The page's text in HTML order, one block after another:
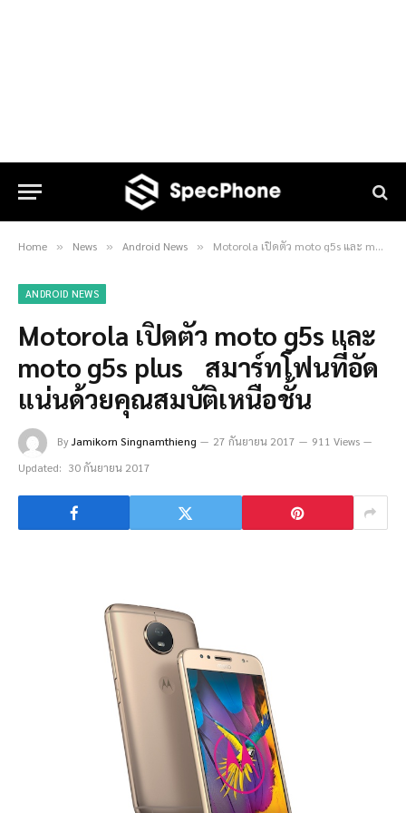
Home » News » Android News » Motorola เปิดตัว moto g5s และ moto g5s plus สมาร์ทโฟนที่อัดแน่นด้วยคุณสมบัติเหนือชั้น
ANDROID NEWS
Motorola เปิดตัว moto g5s และ
moto g5s plus สมาร์ทโฟนที่อัด
แน่นด้วยคุณสมบัติเหนือชั้น
ByJamikorn Singnamthieng 27 กันยายน 2017
911 Views
Updated: 30 กันยายน 2017